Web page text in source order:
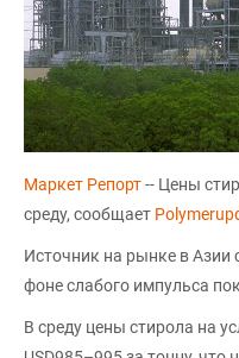
Маркет Репорт-- Цены
среду, сообщает
Источник на рынке в Азии
фоне слабого импульса
В среду цены стирола на